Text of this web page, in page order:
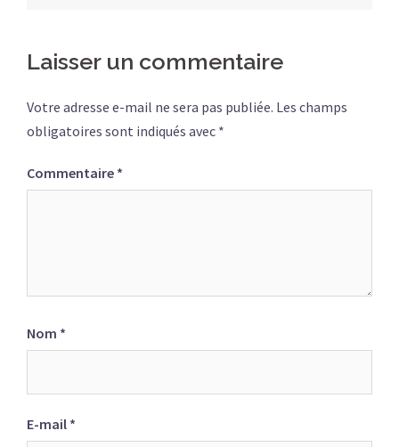
Laisser un commentaire
Votre adresse e-mail ne sera pas publiée. Les champs
obligatoires sont indiqués avec *
Commentaire *
Nom *
E-mail *